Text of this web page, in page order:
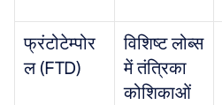
फ्रंटोटेम्पोर
ल (FTD)
विशिष्ट लोब्स
में तंत्रिका
कोशिकाओं